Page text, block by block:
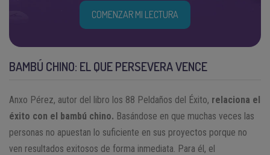
COMENZAR MI LECTURA
BAMBÚ CHINO: EL QUE PERSEVERA VENCE
Anxo Pérez, autor del libro los 88 Peldaños del Éxito, relaciona el
éxito con el bambú chino. Basándose en que muchas veces las
personas no apuestan lo suficiente en sus proyectos porque no
ven resultados exitosos de forma inmediata. Para él, el